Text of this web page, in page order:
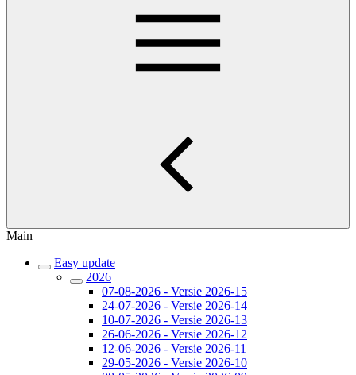
Main
Easy update
2026
07-08-2026 - Versie 2026-15
24-07-2026 - Versie 2026-14
10-07-2026 - Versie 2026-13
26-06-2026 - Versie 2026-12
12-06-2026 - Versie 2026-11
29-05-2026 - Versie 2026-10